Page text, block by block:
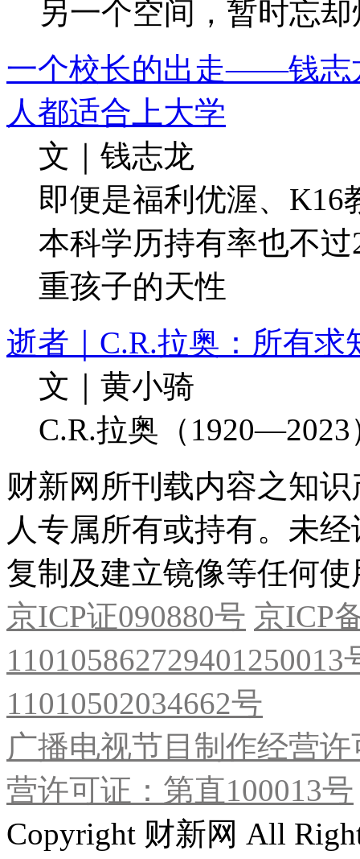
另一个空间，暂时忘
一个校长的出走——钱志
人都适合上大学
文｜钱志龙
即便是福利优渥、K16
本科学历持有率也不
重孩子的天性
逝者｜C.R.拉奥：所有求
文｜黄小骑
C.R.拉奥（
财新网所刊载内容之知
人专属所有或持有。未
复制及建立镜像等任何使
京ICP证090880号 京ICP
11010502034662号
广播电视节目制作经营
营许可证：第直100013号
Copyright 财新网 All